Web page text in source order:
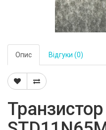
Опис Відгуки (0)
Транзистор